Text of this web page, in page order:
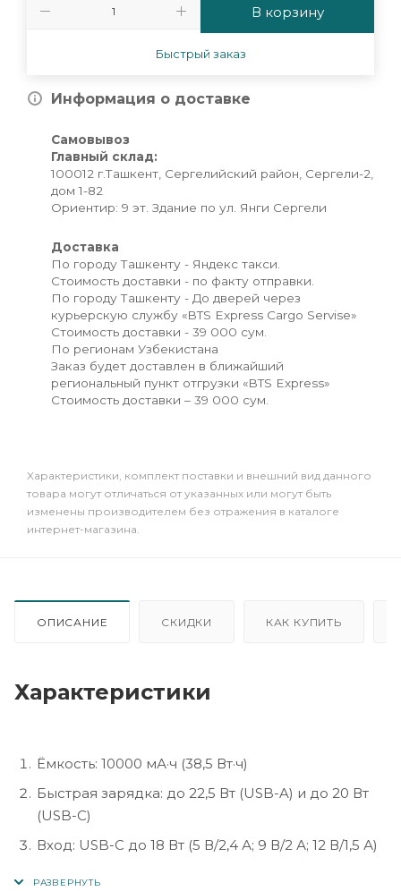
В корзину
Быстрый заказ
Информация о доставке
Самовывоз
Главный склад:
100012 г.Ташкент, Сергелийский район, Сергели-2,
дом 1-82
Ориентир: 9 эт. Здание по ул. Янги Сергели
Доставка
По городу Ташкенту - Яндекс такси.
Стоимость доставки - по факту отправки.
По городу Ташкенту - До дверей через
курьерскую службу «BTS Express Cargo Servise»
Стоимость доставки - 39 000 сум.
По регионам Узбекистана
Заказ будет доставлен в ближайший
региональный пункт отгрузки «BTS Express»
Стоимость доставки – 39 000 сум.
Xарактеристики, комплект поставки и внешний вид данного
товара могут отличаться от указанных или могут быть
изменены производителем без отражения в каталоге
интернет-магазина.
ОПИСАНИЕ СКИДКИ КАК КУПИТЬ
Характеристики
Ёмкость: 10000 мА·ч (38,5 Вт·ч)
Быстрая зарядка: до 22,5 Вт (USB-A) и до 20 Вт
(USB-C)
Вход: USB-C до 18 Вт (5 В/2,4 А; 9 В/2 А; 12 В/1,5 А)